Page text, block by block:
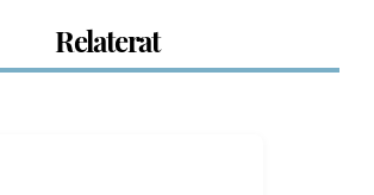
Relaterat